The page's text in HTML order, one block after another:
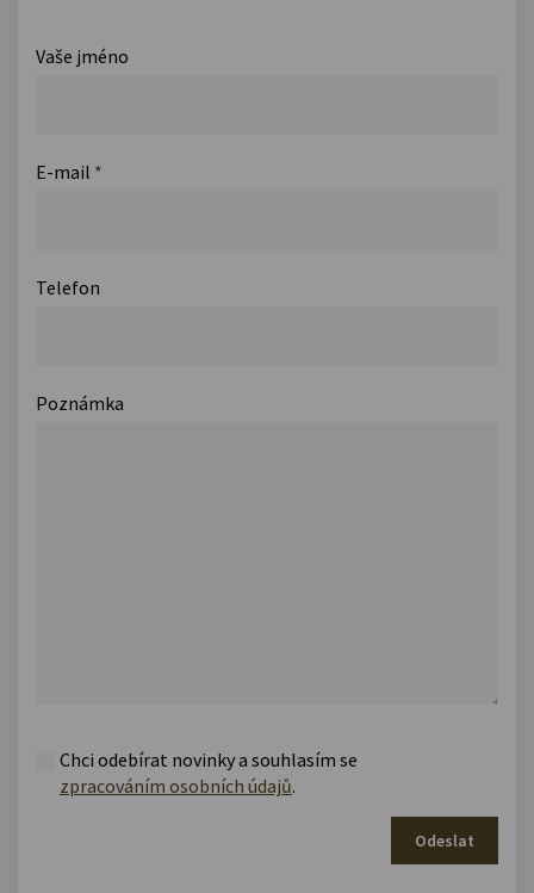
Vaše jméno
E-mail *
Telefon
Poznámka
Chci odebírat novinky a souhlasím se
zpracováním osobních údajů.
Odeslat